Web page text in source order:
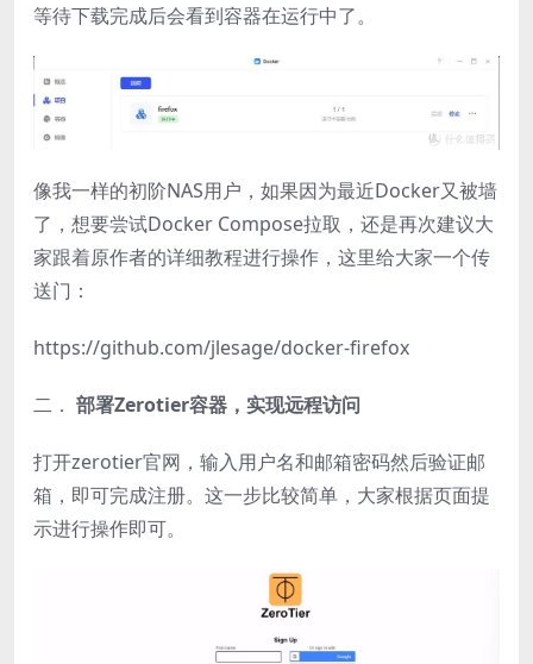
等待下载完成后会看到容器在运行中了。
像我一样的初阶NAS用户，如果因为最近Docker又被墙
了，想要尝试Docker Compose拉取，还是再次建议大
家跟着原作者的详细教程进行操作，这里给大家一个传
送门：
https://github.com/jlesage/docker-firefox
二． 部署Zerotier容器，实现远程访问
打开zerotier官网，输入用户名和邮箱密码然后验证邮
箱，即可完成注册。这一步比较简单，大家根据页面提
示进行操作即可。